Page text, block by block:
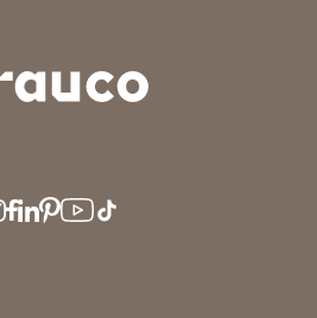
AUS/NZ
COLOMBIA